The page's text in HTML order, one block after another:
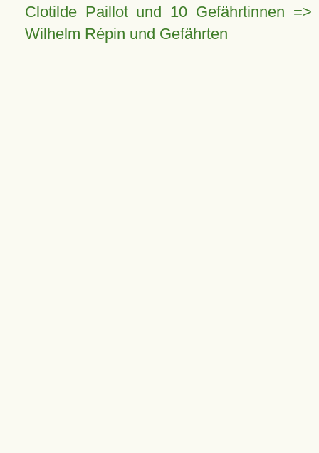
Clotilde Paillot und 10 Gefährtinnen =>
Wilhelm Répin und Gefährten